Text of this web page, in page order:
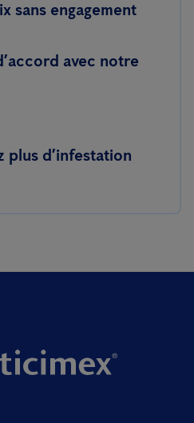
sans engagement
avec notre
plus d’infestation